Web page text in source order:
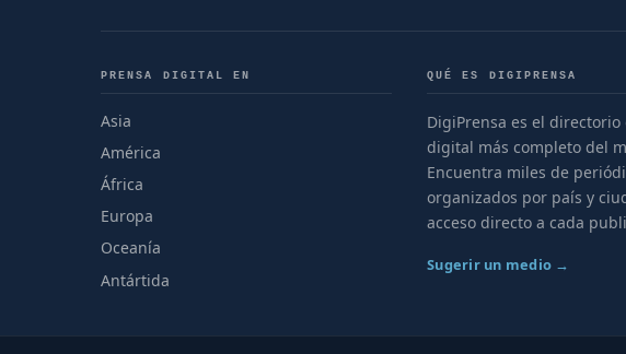
PRENSA DIGITAL EN
Asia
América
África
Europa
Oceanía
Antártida
QUÉ ES DIGIPRENSA
DigiPrensa es el directorio
digital más completo del
Encuentra miles de
organizados por país y
acceso directo a cada
Sugerir un medio →